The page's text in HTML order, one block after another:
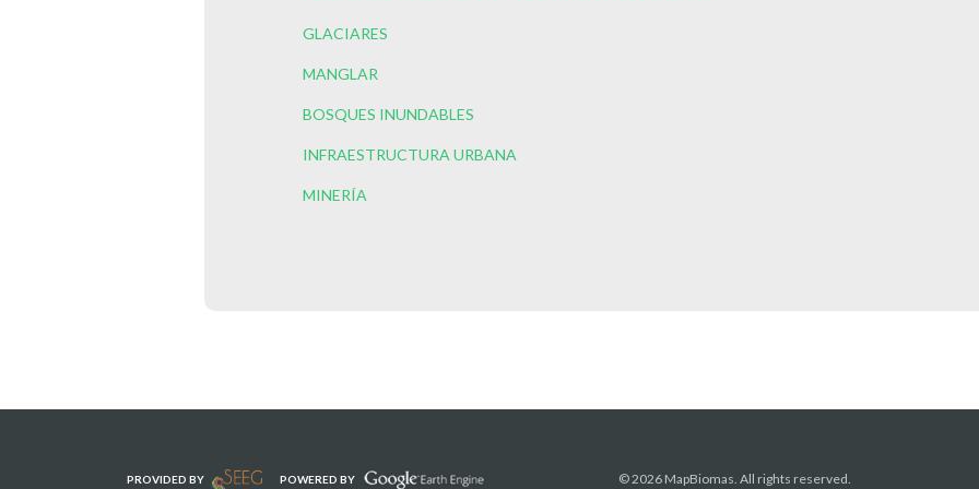
GLACIARES
MANGLAR
BOSQUES INUNDABLES
INFRAESTRUCTURA URBANA
MINERÍA
PROVIDED BY POWERED BY © 2026 MapBiomas. All rights reserved.